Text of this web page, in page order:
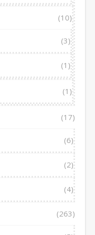
(10)
(3)
(1)
(1)
(17)
(6)
(2)
(4)
(263)